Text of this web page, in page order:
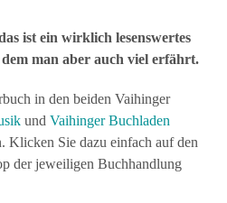
ist ein wirklich lesenswertes
man aber auch viel erfährt.
in den beiden Vaihinger
und Vaihinger Buchladen
Klicken Sie dazu einfach auf den
der jeweiligen Buchhandlung